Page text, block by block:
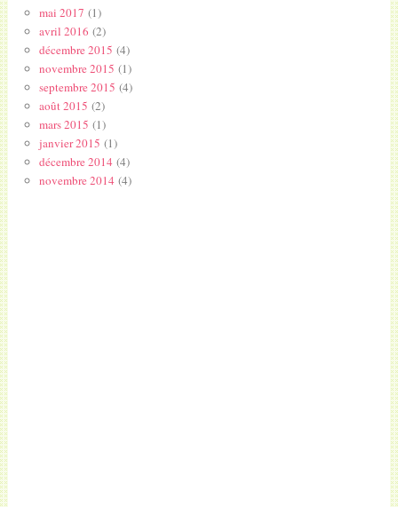
mai 2017 (1)
avril 2016 (2)
décembre 2015 (4)
novembre 2015 (1)
septembre 2015 (4)
août 2015 (2)
mars 2015 (1)
janvier 2015 (1)
décembre 2014(4)
novembre 2014(4)